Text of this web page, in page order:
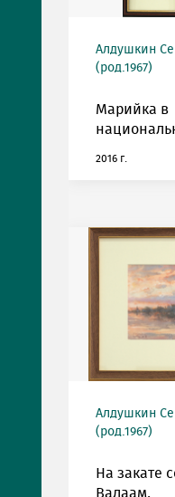
Алдушкин
(род.1967)
Марийка в
2016 г.
Алдушкин
(род.1967)
На закате
Валаам.